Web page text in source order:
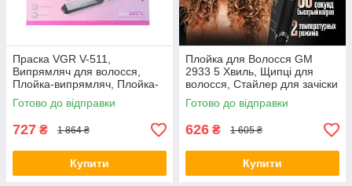
Праска VGR V-511,
Випрямляч для волосся,
Плойка-випрямляч, Плойка-
вирівнювач
Готово до відправки
727 ₴ 1 864 ₴
Купити
Плойка для Волосся GM
2933 5 Хвиль, Щипці для
волосся, Стайлер для зачіски
Готово до відправки
626 ₴ 1 605 ₴
Купити